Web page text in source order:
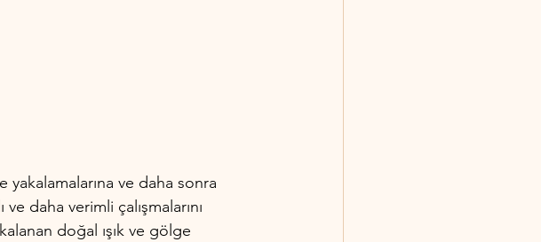
yakalamalarına ve daha sonra
daha verimli çalışmalarını
doğal ışık ve gölge